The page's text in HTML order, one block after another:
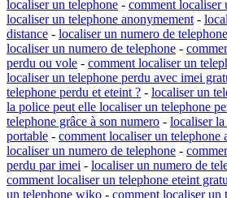
localiser un telephone - comment localiser
localiser un telephone anonymement -
distance - localiser un numero de
localiser un numero de telephone -
perdu ou vole - comment localiser un
localiser un telephone perdu avec imei
telephone perdu et eteint ? - localiser un
la police peut elle localiser un telephone
telephone grâce à son numero - localiser
portable - comment localiser un telephone
localiser un numero de telephone -
perdu par imei - localiser un numero de
comment localiser un telephone eteint
un telephone wiko - comment localiser un